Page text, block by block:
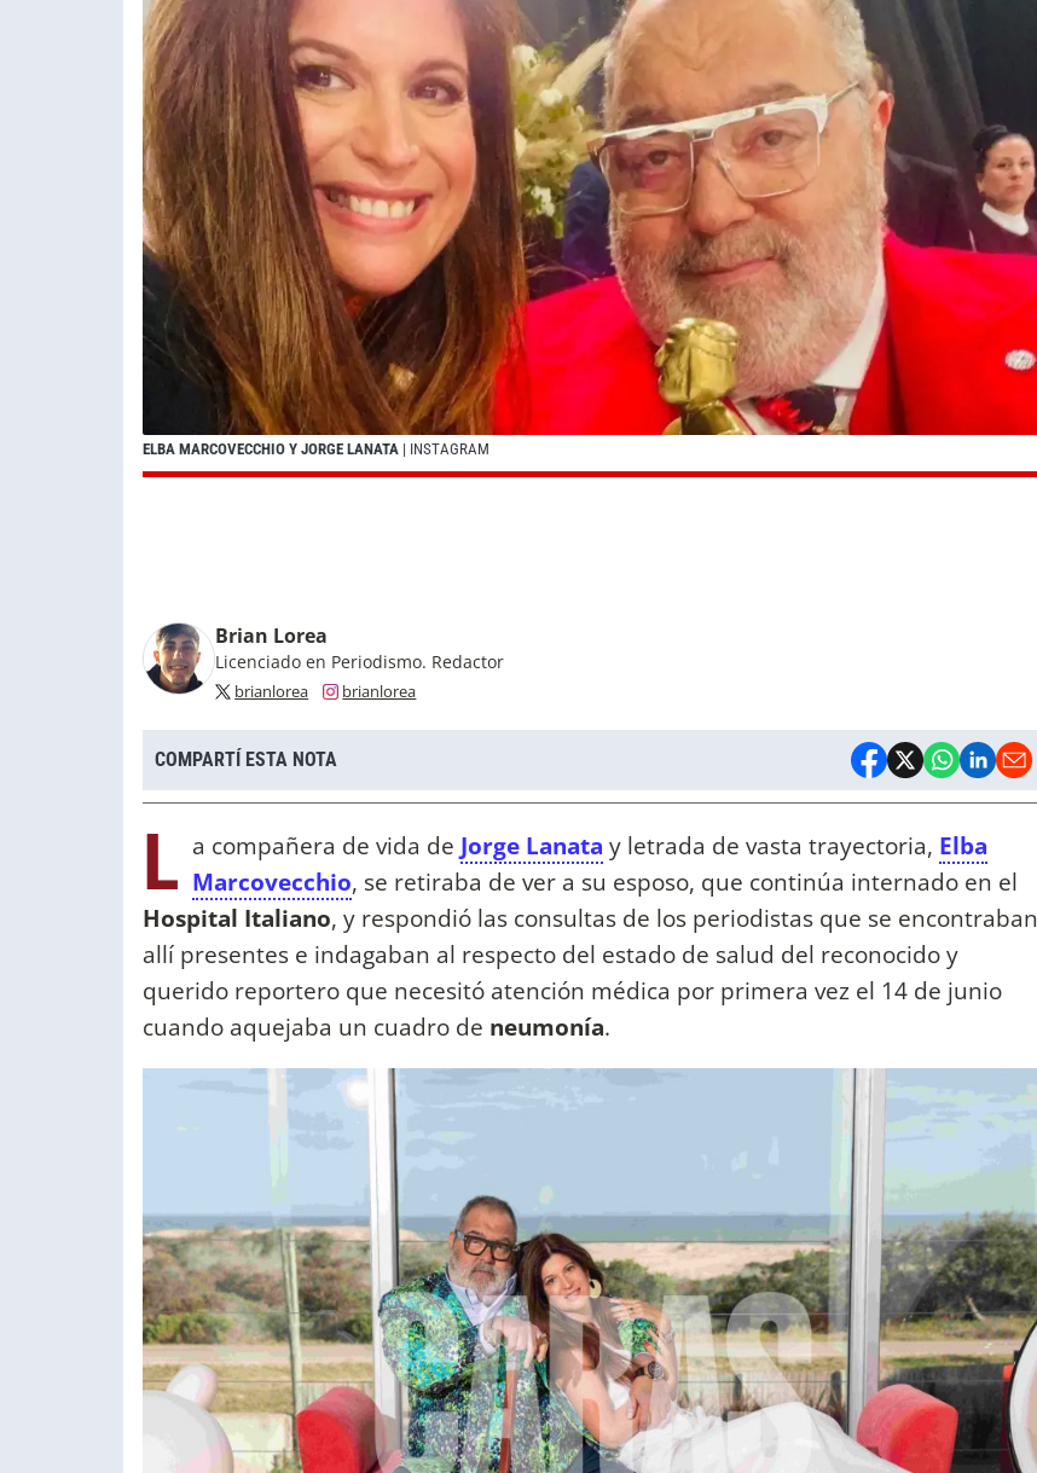
ELBA MARCOVECCHIO Y JORGE LANATA | INSTAGRAM
Brian Lorea
Licenciado en Periodismo. Redactor
brianlorea brianlorea
COMPARTÍ ESTA NOTA
L a compañera de vida de Jorge Lanata y letrada de vasta trayectoria, Elba
Marcovecchio, se retiraba de ver a su esposo, que continúa internado en el
Hospital Italiano, y respondió las consultas de los periodistas que se encontraban
allí presentes e indagaban al respecto del estado de salud del reconocido y
querido reportero que necesitó atención médica por primera vez el 14 de junio
cuando aquejaba un cuadro de neumonía.